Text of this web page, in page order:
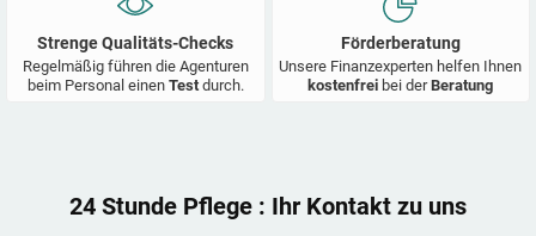
Strenge Qualitäts-Checks
Regelmäßig führen die Agenturen
beim Personal einen Test durch.
Förderberatung
Unsere Finanzexperten helfen Ihnen
kostenfrei bei derBeratung
24 Stunde Pflege : Ihr Kontakt zu uns